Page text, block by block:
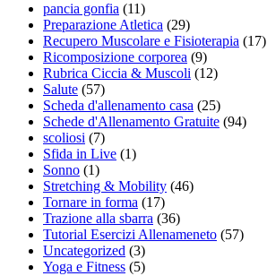
pancia gonfia (11)
Preparazione Atletica (29)
Recupero Muscolare e Fisioterapia (17)
Ricomposizione corporea (9)
Rubrica Ciccia & Muscoli (12)
Salute (57)
Scheda d'allenamento casa (25)
Schede d'Allenamento Gratuite (94)
scoliosi (7)
Sfida in Live (1)
Sonno (1)
Stretching & Mobility (46)
Tornare in forma (17)
Trazione alla sbarra (36)
Tutorial Esercizi Allenameneto (57)
Uncategorized (3)
Yoga e Fitness (5)